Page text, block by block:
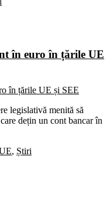
în euro în țările UE
legislativă menită să
dețin un cont bancar în
, Știri